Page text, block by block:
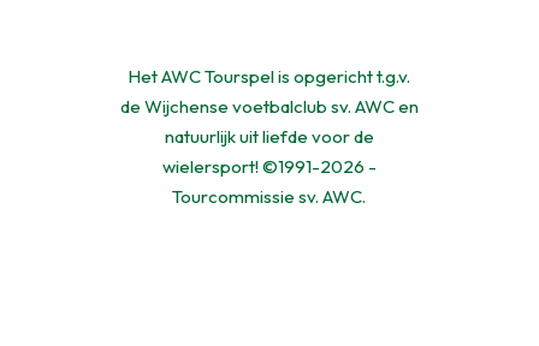
Het AWC Tourspel is opgericht t.g.v.
de Wijchense voetbalclub sv. AWC en
natuurlijk uit liefde voor de
wielersport! ©1991-2026 -
Tourcommissie sv. AWC.